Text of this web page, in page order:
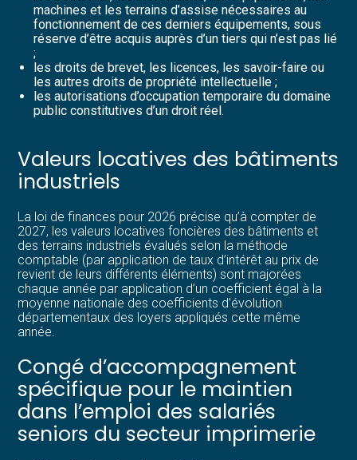
machines et les terrains d’assise nécessaires au
fonctionnement de ces derniers équipements, sous
réserve d’être acquis auprès d’un tiers qui n’est pas lié
;
les droits de brevet, les licences, les savoir-faire ou
les autres droits de propriété intellectuelle ;
les autorisations d’occupation temporaire du domaine
public constitutives d’un droit réel.
Valeurs locatives des bâtiments
industriels
La loi de finances pour 2026 précise qu’à compter de
2027, les valeurs locatives foncières des bâtiments et
des terrains industriels évalués selon la méthode
comptable (par application de taux d’intérêt au prix de
revient de leurs différents éléments) sont majorées
chaque année par application d’un coefficient égal à la
moyenne nationale des coefficients d’évolution
départementaux des loyers appliqués cette même
année.
Congé d’accompagnement
spécifique pour le maintien
dans l’emploi des salariés
seniors du secteur imprimerie